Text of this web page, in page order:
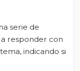
serie de
a responder con
indicando si